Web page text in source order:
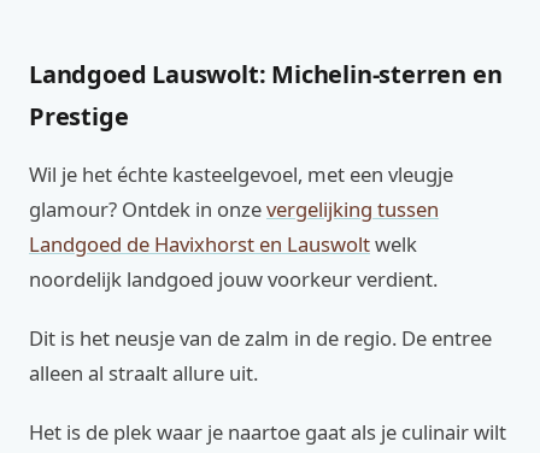
Landgoed Lauswolt: Michelin-sterren en
Prestige
Wil je het échte kasteelgevoel, met een vleugje
glamour? Ontdek in onzevergelijking tussen
Landgoed de Havixhorst en Lauswoltwelk
noordelijk landgoed jouw voorkeur verdient.
Dit is het neusje van de zalm in de regio. De entree
alleen al straalt allure uit.
Het is de plek waar je naartoe gaat als je culinair wilt